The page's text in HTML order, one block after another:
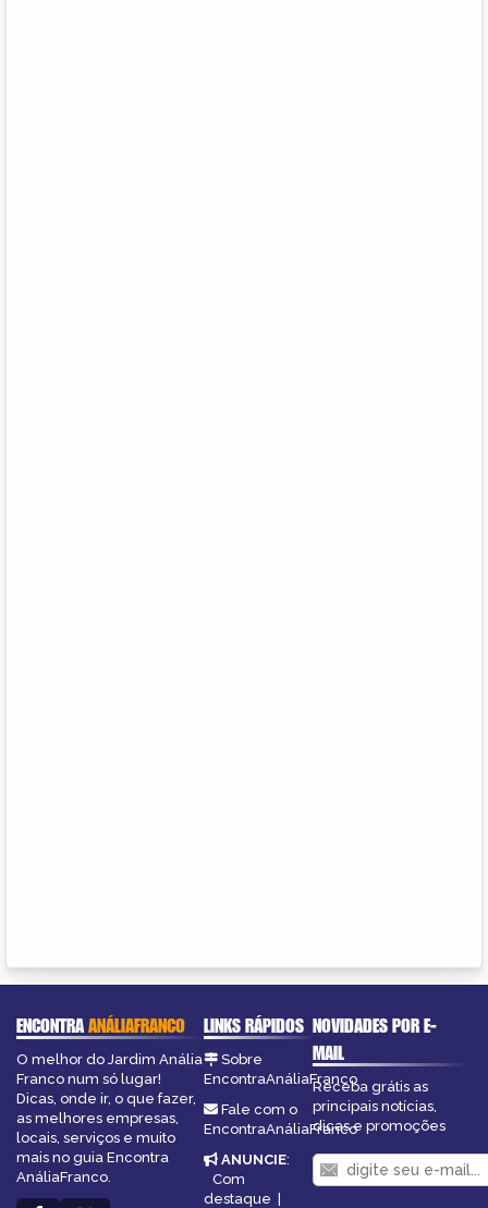
ENCONTRAANÁLIAFRANCO
O melhor do Jardim Anália
Franco num só lugar!
Dicas, onde ir, o que fazer,
as melhores empresas,
locais, serviços e muito
mais no guia Encontra
AnáliaFranco.
LINKS RÁPIDOS
Sobre
EncontraAnáliaFranco
Fale com o
EncontraAnáliaFranco
ANUNCIE:
Com
destaque |
NOVIDADES POR E-
MAIL
Receba grátis as
principais notícias,
dicas e promoções